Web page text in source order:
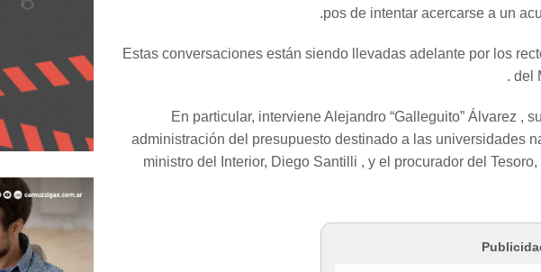
pos de intentar acercarse a un
Estas conversaciones están siendo llevadas adelante por los
del
En particular, interviene Alejandro “Galleguito” Álvarez ,
administración del presupuesto destinado a las universidades
ministro del Interior, Diego Santilli , y el procurador del